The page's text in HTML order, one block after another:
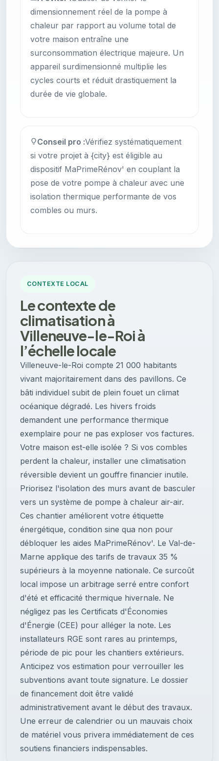
dimensionnement réel de la pompe à
chaleur par rapport au volume total de
votre maison entraîne une
surconsommation électrique majeure. Un
appareil surdimensionné multiplie les
cycles courts et réduit drastiquement la
durée de vie globale.
Conseil pro :Vérifiez systématiquement
si votre projet à {city} est éligible au
dispositif MaPrimeRénov' en couplant la
pose de votre pompe à chaleur avec une
isolation thermique performante de vos
combles ou murs.
CONTEXTE LOCAL
Le contexte de
climatisation à
Villeneuve-le-Roi à
l’échelle locale
Villeneuve-le-Roi compte 21 000 habitants
vivant majoritairement dans des pavillons. Ce
bâti individuel subit de plein fouet un climat
océanique dégradé. Les hivers froids
demandent une performance thermique
exemplaire pour ne pas exploser vos factures.
Votre maison est-elle isolée ? Si vos combles
perdent la chaleur, installer une climatisation
réversible devient un gouffre financier inutile.
Priorisez l'isolation des murs avant de basculer
vers un système de pompe à chaleur air-air.
Ces chantier améliorent votre étiquette
énergétique, condition sine qua non pour
débloquer les aides MaPrimeRénov'. Le Val-de-
Marne applique des tarifs de travaux 35 %
supérieurs à la moyenne nationale. Ce surcoût
local impose un arbitrage serré entre confort
d'été et efficacité thermique hivernale. Ne
négligez pas les Certificats d'Économies
d'Énergie (CEE) pour alléger la note. Les
installateurs RGE sont rares au printemps,
période de pic pour les chantiers extérieurs.
Anticipez vos estimation pour verrouiller les
subventions avant toute signature. Le dossier
de financement doit être validé
administrativement avant le début des travaux.
Une erreur de calendrier ou un mauvais choix
de matériel vous privera immédiatement de ces
soutiens financiers indispensables.